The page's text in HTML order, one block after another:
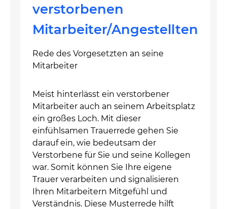
verstorbenen
Mitarbeiter/Angestellten
Rede des Vorgesetzten an seine
Mitarbeiter
Meist hinterlässt ein verstorbener
Mitarbeiter auch an seinem Arbeitsplatz
ein großes Loch. Mit dieser
einfühlsamen Trauerrede gehen Sie
darauf ein, wie bedeutsam der
Verstorbene für Sie und seine Kollegen
war. Somit können Sie Ihre eigene
Trauer verarbeiten und signalisieren
Ihren Mitarbeitern Mitgefühl und
Verständnis. Diese Musterrede hilft